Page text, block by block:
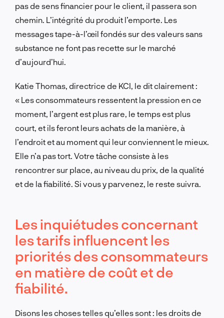
pas de sens financier pour le client, il passera son
chemin. L’intégrité du produit l’emporte. Les
messages tape-à-l’œil fondés sur des valeurs sans
substance ne font pas recette sur le marché
d’aujourd’hui.
Katie Thomas, directrice de KCI, le dit clairement :
« Les consommateurs ressentent la pression en ce
moment, l’argent est plus rare, le temps est plus
court, et ils feront leurs achats de la manière, à
l’endroit et au moment qui leur conviennent le mieux.
Elle n’a pas tort. Votre tâche consiste à les
rencontrer sur place, au niveau du prix, de la qualité
et de la fiabilité. Si vous y parvenez, le reste suivra.
Les inquiétudes concernant
les tarifs influencent les
priorités des consommateurs
en matière de coût et de
fiabilité.
Disons les choses telles qu’elles sont : les droits de